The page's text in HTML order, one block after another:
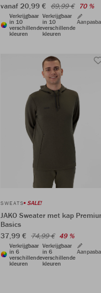
vanaf 20,99 € 69,99 € 70 %
Verkrijgbaar
in 10
verschillende
kleuren
Verkrijgbaar
in 10
verschillende
kleuren
SWEATS SALE!
JAKO Sweater met kap
Basics
37,99 € 74,99 € 49 %
Verkrijgbaar
in 6
verschillende
kleuren
Verkrijgbaar
in 6
verschillende
kleuren